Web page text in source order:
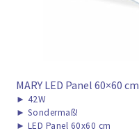
MARY LED Panel 60×60 cm
► 42W
► Sondermaß!
► LED Panel 60x60 cm